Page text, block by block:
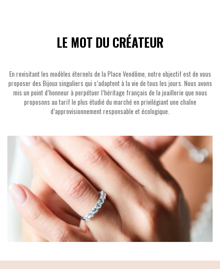
LE MOT DU CRÉATEUR
En revisitant les modèles éternels de la Place Vendôme, notre objectif est de vous
proposer des Bijoux singuliers qui s’adaptent à la vie de tous les jours. Nous avons
mis un point d’honneur à perpétuer l’héritage français de la joaillerie que nous
proposons au tarif le plus étudié du marché en privilégiant une chaîne
d’approvisionnement responsable et écologique.